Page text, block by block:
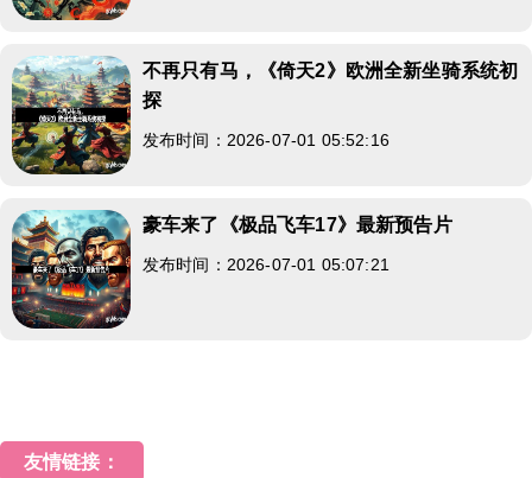
不再只有马，《倚天2》欧洲全新坐骑系统初
探
发布时间：2026-07-01 05:52:16
豪车来了《极品飞车17》最新预告片
发布时间：2026-07-01 05:07:21
友情链接：